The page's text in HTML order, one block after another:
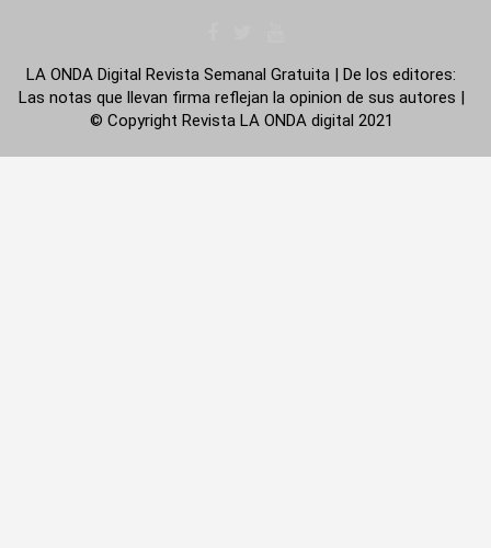
LA ONDA Digital Revista Semanal Gratuita | De los editores:
Las notas que llevan firma reflejan la opinion de sus autores |
© Copyright Revista LA ONDA digital 2021